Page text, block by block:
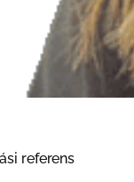
referens